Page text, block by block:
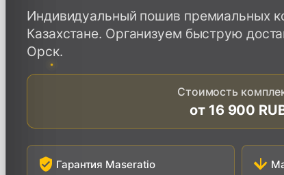
Индивидуальный пошив премиальных
Казахстане. Организуем быструю
Орск.
Стоимость
от 16 900
Гарантия Maseratio